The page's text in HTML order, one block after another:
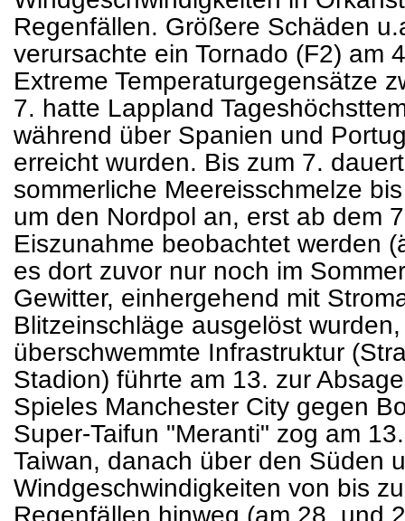
Regenfällen. Größere Schäden
verursachte ein Tornado (F2) am
Extreme Temperaturgegensätze
7. hatte Lappland
während über Spanien und
erreicht wurden. Bis zum 7.
sommerliche Meereisschmelze
um den Nordpol an, erst ab dem
Eiszunahme beobachtet werden
es dort zuvor nur noch im
Gewitter, einhergehend mit
Blitzeinschläge ausgelöst
überschwemmte Infrastruktur
Stadion) führte am 13. zur
Spieles Manchester City gegen
Super-Taifun "Meranti" zog am
Taiwan, danach über den Süden
Windgeschwindigkeiten von bis
Regenfällen hinweg (am 28. und